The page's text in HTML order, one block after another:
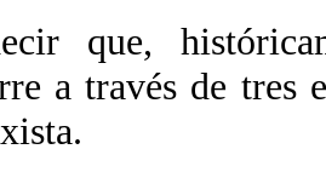
que,
a través de